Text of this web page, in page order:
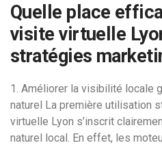
Quelle place
visite virtuelle
stratégies
1. Améliorer la visibilité locale
naturel La première utilisation
virtuelle Lyon s’inscrit
naturel local. En effet, les